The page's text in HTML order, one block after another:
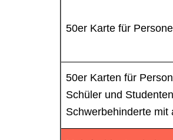
50er Karte für
50er Karten für
Schüler und Studenten
Schwerbehinderte mit